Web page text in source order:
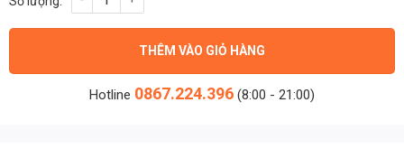
THÊM VÀO GIỎ HÀNG
Hotline 0867.224.396 (8:00 - 21:00)